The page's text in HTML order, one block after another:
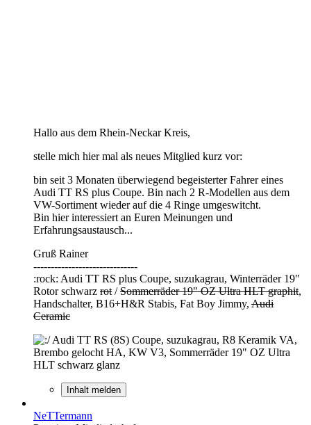
Hallo aus dem Rhein-Neckar Kreis,
stelle mich hier mal als neues Mitglied kurz vor:
bin seit 3 Monaten überwiegend begeisterter Fahrer eines
Audi TT RS plus Coupe. Bin nach 2 R-Modellen aus dem
VW-Sortiment wieder auf die 4 Ringe umgeswitcht.
Bin hier interessiert an Euren Meinungen und
Erfahrungsaustausch...
Gruß Rainer
------------------------------
:rock: Audi TT RS plus Coupe, suzukagrau, Winterräder 19"
Rotor schwarz rot /Sommerräder 19" OZ Ultra HLT graphit,
Handschalter, B16+H&R Stabis, Fat Boy Jimmy, Audi
Ceramic
Audi TT RS (8S) Coupe, suzukagrau, R8 Keramik VA,
Brembo gelocht HA, KW V3, Sommerräder 19" OZ Ultra
HLT schwarz glanz
Inhalt melden
NeTTermann